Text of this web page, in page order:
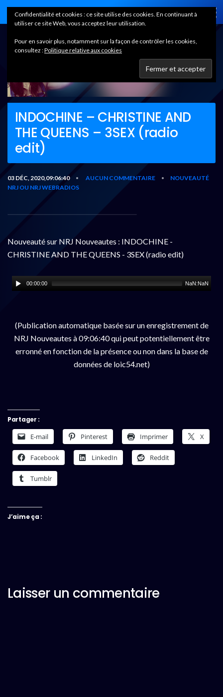
Home
INDOCHINE – CHRISTINE AND
THE QUEENS – 3SEX (radio
edit)
03 DÉC, 2020,09:06:40 • AUCUN COMMENTAIRE •
NOUVEAUTÉ
NRJ OU NRJ WEBRADIOS
Nouveauté sur NRJ Nouveautes : INDOCHINE -
CHRISTINE AND THE QUEENS - 3SEX (radio edit)
00:00:00 NaN:NaN
(Publication automatique basée sur un enregistrement de
NRJ Nouveautes à 09:06:40 qui peut potentiellement être
erronné en fonction de la présence ou non dans la base de
données de loic54.net)
Partager :
E-mail Pinterest Imprimer X
Facebook LinkedIn Reddit
Tumblr
J’aime ça :
Laisser un commentaire
Confidentialité et cookies : ce site utilise des cookies. En continuant à
utiliser ce site Web, vous acceptez leur utilisation.
Pour en savoir plus, notamment sur la façon de contrôler les cookies,
consultez :Politique relative aux cookies